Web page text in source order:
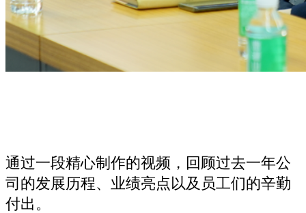
通过一段精心制作的视频，回顾过去一年公
司的发展历程、业绩亮点以及员工们的辛勤
付出。